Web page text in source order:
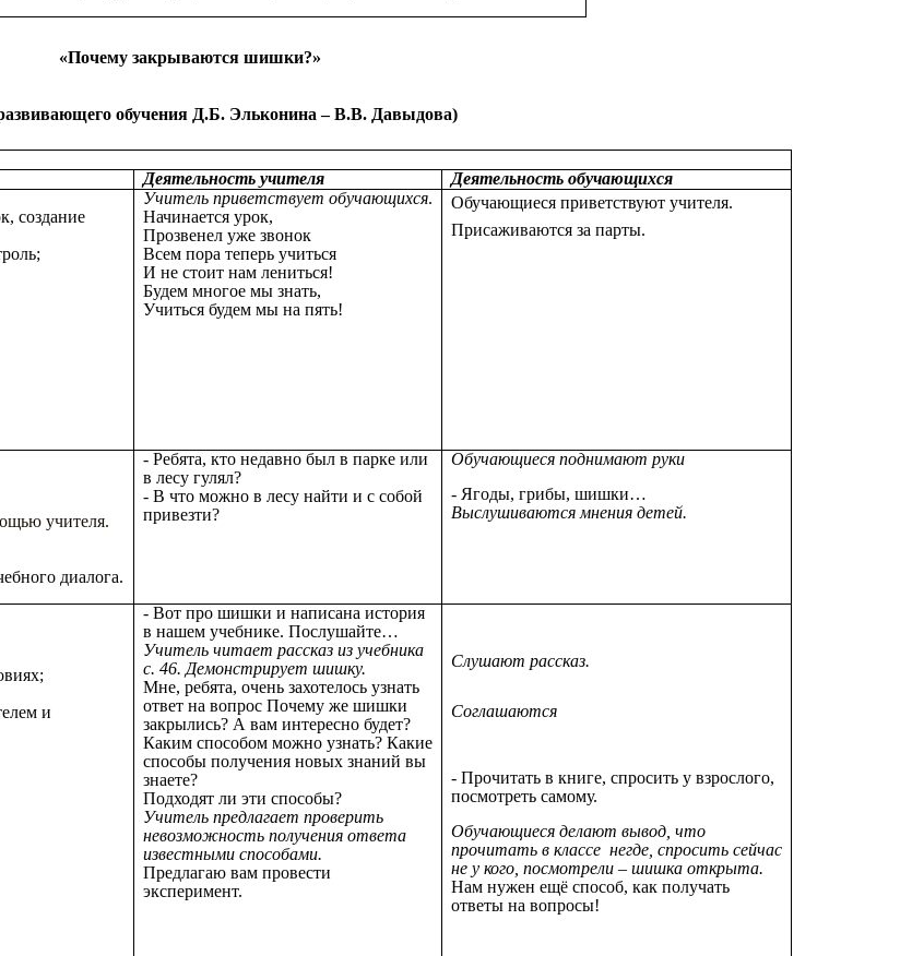
«Почему закрываются шишки?»
обучения Д.Б. Эльконина – В.В. Давыдова)
Деятельность учителя
Деятельность обучающихся
создание
Учитель приветствует обучающихся.
Начинается урок,
Прозвенел уже звонок
Всем пора теперь учиться
И не стоит нам лениться!
Будем многое мы знать,
Учиться будем мы на пять!
Обучающиеся приветствуют учителя.
Присаживаются за парты.
учителя.
диалога.
- Ребята, кто недавно был в парке или
в лесу гулял?
- В что можно в лесу найти и с собой
привезти?
Обучающиеся поднимают руки
- Ягоды, грибы, шишки…
Выслушиваются мнения детей.
и
- Вот про шишки и написана история
в нашем учебнике. Послушайте…
Учитель читает рассказ из учебника
с. 46. Демонстрирует шишку.
Мне, ребята, очень захотелось узнать
ответ на вопрос Почему же шишки
закрылись? А вам интересно будет?
Каким способом можно узнать? Какие
способы получения новых знаний вы
знаете?
Подходят ли эти способы?
Учитель предлагает проверить
невозможность получения ответа
известными способами.
Предлагаю вам провести
эксперимент.
Слушают рассказ.
Соглашаются
- Прочитать в книге, спросить у взрослого,
посмотреть самому.
Обучающиеся делают вывод, что
прочитать в классе негде, спросить сейчас
не у кого, посмотрели – шишка открыта.
Нам нужен ещё способ, как получать
ответы на вопросы!